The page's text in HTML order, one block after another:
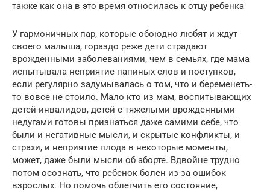
также как она в это время относилась к отцу ребенка
У гармоничных пар, которые обоюдно любят и ждут
своего малыша, гораздо реже дети страдают
врожденными заболеваниями, чем в семьях, где мама
испытывала неприятие папиных слов и поступков,
если регулярно задумывалась о том, что и беременеть-
то вовсе не стоило. Мало кто из мам, воспитывающих
детей-инвалидов, детей с тяжелыми врожденными
недугами готовы признаться даже самими себе, что
были и негативные мысли, и скрытые конфликты, и
страхи, и неприятие плода в некоторые моменты,
может, даже были мысли об аборте. Вдвойне трудно
потом осознать, что ребенок болен из-за ошибок
взрослых. Но помочь облегчить его состояние,